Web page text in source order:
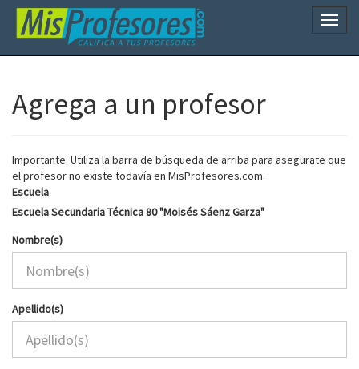
Agrega a un profesor
Importante: Utiliza la barra de búsqueda de arriba para asegurate que
el profesor no existe todavía en MisProfesores.com.
Escuela
Escuela Secundaria Técnica 80 "Moisés Sáenz Garza"
Nombre(s)
Apellido(s)